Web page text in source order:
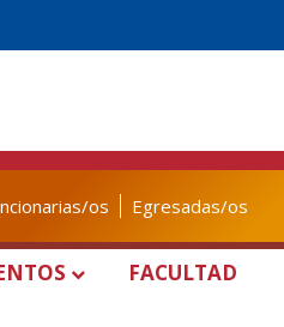
os Egresadas/os
FACULTAD